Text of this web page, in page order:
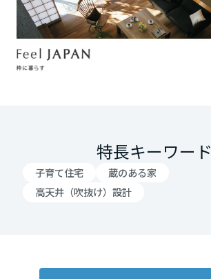
特長キーワード
子育て住宅
蔵のある家
高天井（吹抜け）設計
高知県
九州エリア
熊本県